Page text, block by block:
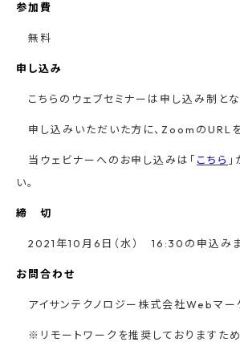
参加費
無料
申し込み
こちらのウェブセミナーは申し込み制とな
申し込みいただいた方に、ZoomのURLを
当ウェビナーへのお申し込みは「こちら
い。
締 切
2021年10月6日（水） 16:30の申込み
お問合わせ
アイサンテクノロジー株式会社Webマー
※リモートワークを推奨しておりますため